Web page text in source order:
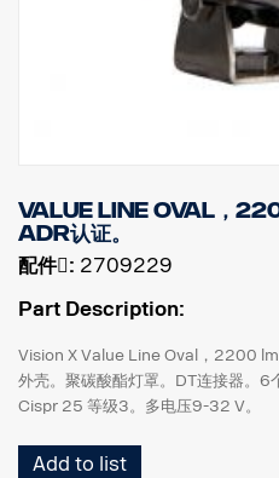
Value Line Oval，
ADR认证。
配件􀌸: 2709229
Part Description:
Vision X Value Line Oval，2200
外壳。聚碳酸酯灯罩。DT连接器。
Cispr 25 等级3。多电压9-32 V。
高111 mm x 宽142 mm x 直径57
Add to list